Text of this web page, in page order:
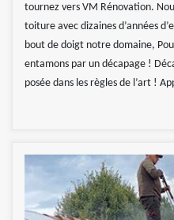
tournez vers VM Rénovation.
toiture avec dizaines d’années
bout de doigt notre domaine,
entamons par un décapage !
posée dans les règles de l’art !